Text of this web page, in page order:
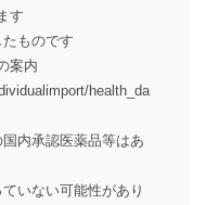
す
ものです
案内
health_da
内承認医薬品等はあ
いない可能性があり